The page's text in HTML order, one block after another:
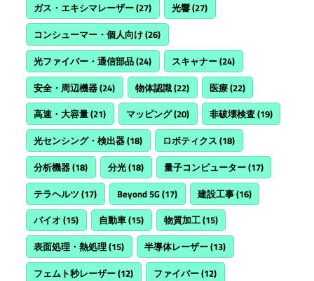
ガス・エキシマレーザー(27) 光響(27)
コンシューマー・個人向け(26)
光ファイバー・通信部品(24) スキャナー(24)
安全・周辺機器(24) 物体認識(22) 医療(22)
高速・大容量(21) マッピング(20) 非破壊検査(19)
光センシング・検出器(18) ロボティクス (18)
分析機器(18) 分光(18) 量子コンピューター(17)
テラヘルツ (17) Beyond 5G(17) 建設工事(16)
バイオ (15) 自動車(15) 物質加工(15)
表面処理・熱処理(15) 半導体レーザー(13)
フェムト秒レーザー(12) ファイバー(12)